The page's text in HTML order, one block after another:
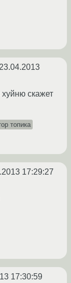
хуйню скажет
топика
17:29:27
17:30:59